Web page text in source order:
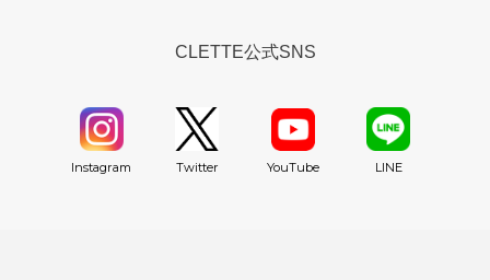
CLETTE公式SNS
Instagram Twitter YouTube LINE